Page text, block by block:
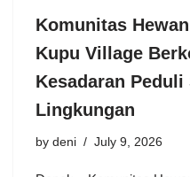
Komunitas
Kupu Village
Kesadaran Peduli
Lingkungan
by deni July 9, 2026